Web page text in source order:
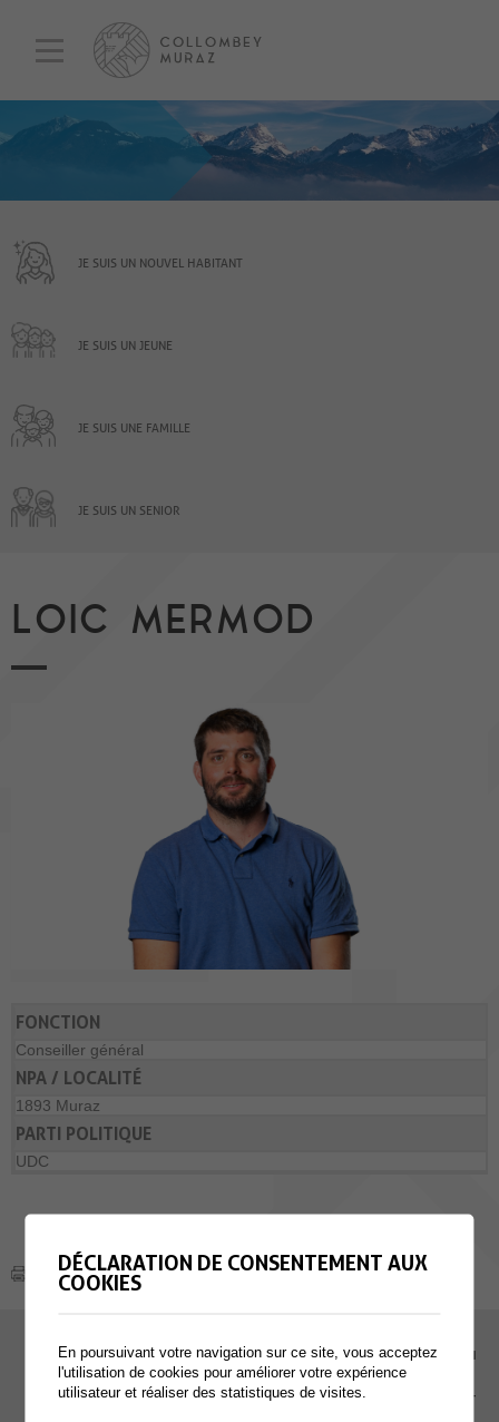
JE SUIS UN NOUVEL HABITANT
JE SUIS UN JEUNE
JE SUIS UNE FAMILLE
JE SUIS UN SENIOR
LOIC MERMOD
FONCTION
Conseiller général
NPA / LOCALITÉ
1893 Muraz
PARTI POLITIQUE
UDC
EMPLOI
CONTACT
DÉCLARATION DE CONSENTEMENT AUX
COOKIES
En poursuivant votre navigation sur ce site, vous acceptez
l'utilisation de cookies pour améliorer votre expérience
utilisateur et réaliser des statistiques de visites.